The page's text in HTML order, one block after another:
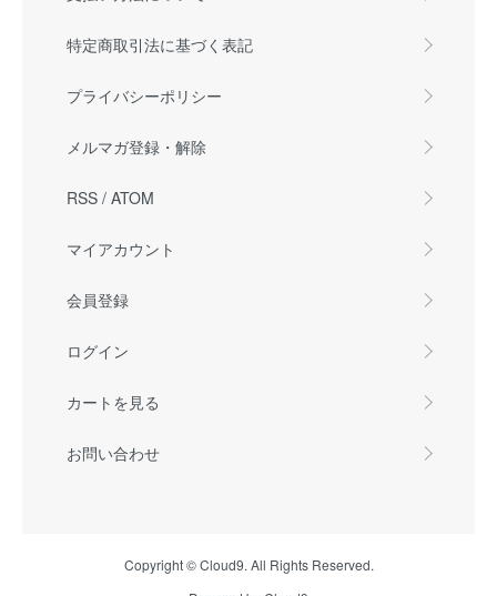
特定商取引法に基づく表記
プライバシーポリシー
メルマガ登録・解除
RSS / ATOM
マイアカウント
会員登録
ログイン
カートを見る
お問い合わせ
Copyright © Cloud9. All Rights Reserved.